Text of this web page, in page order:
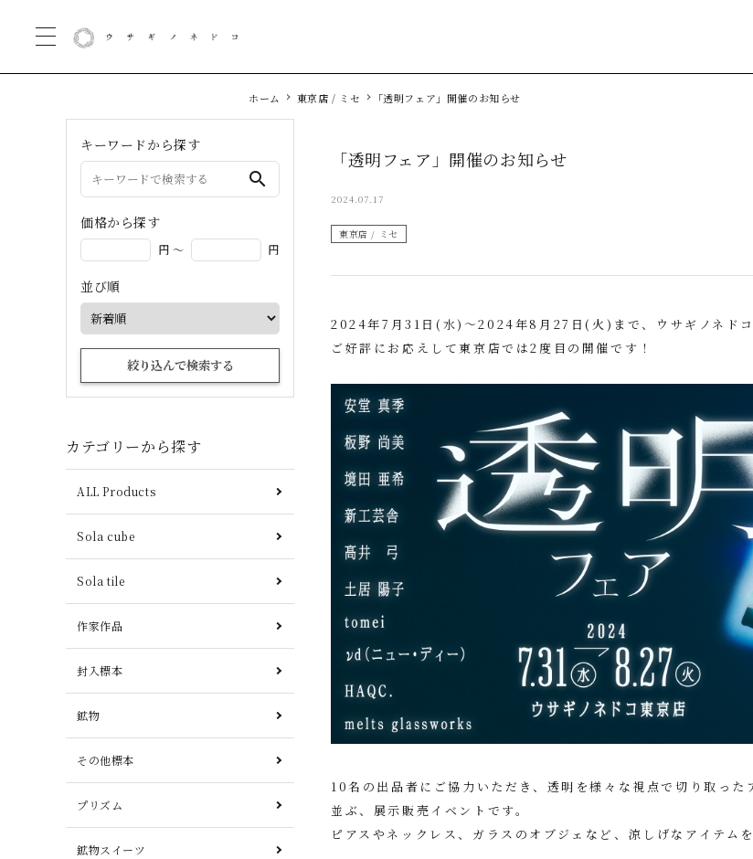
ホーム 東京店 / ミセ 「透明フェア」開催のお知らせ
「透明フェア」開催のお知らせ
2024.07.17
東京店 / ミセ
2024年7月31日(水)〜2024年8月27日(火)まで、ウサギノネドコ
ご好評にお応えして東京店では2度目の開催です！
10名の出品者にご協力いただき、透明を様々な視点で切り取っ
並ぶ、展示販売イベントです。
ピアスやネックレス、ガラスのオブジェなど、涼しげなアイテム
キーワードから探す
search
価格から探す
円 ～ 円
並び順
絞り込んで検索する
カテゴリーから探す
ALL Products
Sola cube
Sola tile
作家作品
封入標本
鉱物
その他標本
プリズム
鉱物スイーツ